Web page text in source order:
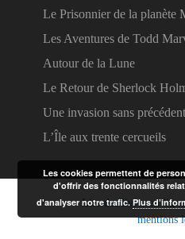
Le Prisonnier de la planète
Les Aventures de Todd
Autour de la Lune
Le Retour de Sherlock
Une invasion sans précédent
L’Île aux trente cercueils
Lire des livres en ligne
mentions
Les cookies permettent de
d'offrir des fonctionnalités
d'analyser notre trafic.Plus